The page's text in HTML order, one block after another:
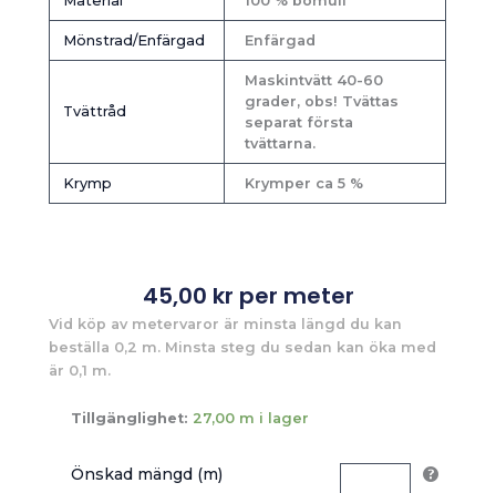
Mönstrad/Enfärgad Enfärgad
Tvättråd
Maskintvätt 40-60
grader, obs! Tvättas
separat första
tvättarna.
Krymp Krymper ca 5 %
45,00 kr per meter
Vid köp av metervaror är minsta längd du kan
beställa 0,2 m. Minsta steg du sedan kan öka med
är 0,1 m.
Tillgänglighet: 27,00 m i lager
Önskad mängd (m)